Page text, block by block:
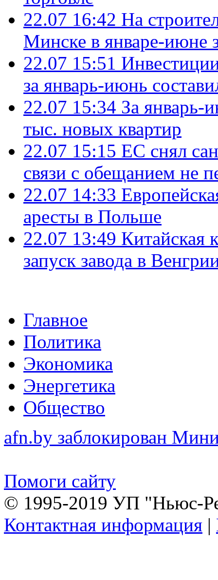
22.07 16:42 На
Минске в январе-июне
22.07 15:51
за январь-июнь
22.07 15:34 За январь-
тыс. новых квартир
22.07 15:15 ЕС снял
связи с обещанием не
22.07 14:33
аресты в Польше
22.07 13:49 Китайская
запуск завода в
Главное
Политика
Экономика
Энергетика
Общество
afn.by заблокирован
Помоги сайту
© 1995-2019 УП "Ньюс-
Контактная информация |